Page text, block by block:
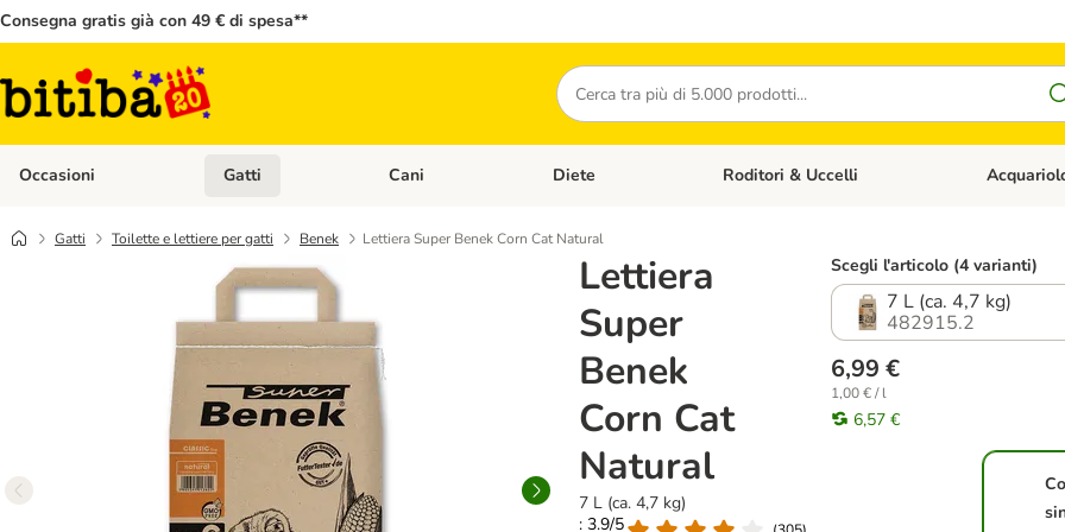
Consegna gratis già con 49 € di spesa**
Cerca
Occasioni Apri Menù Categoria: Occasioni
Gatti Apri Menù Categoria: Gatti
Cani Apri Menù Categoria: Cani
Diete Apri Menù Categoria: Diete
Roditori & Uccelli Apri Menù
Gatti Toilette e lettiere per gatti Benek Lettiera Super Benek Corn Cat Natural
Lettiera
Super
Benek
Corn Cat
Natural
7 L (ca. 4,7 kg)
: 3.9/5
Scegli l'articolo (4 varianti)
7 L (ca. 4,7 kg)
482915.2
6,99 €
1,00 € / l
6,57 €